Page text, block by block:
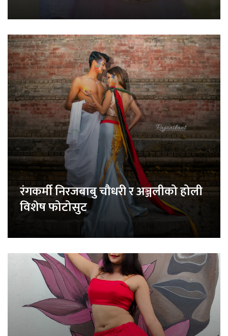
रंगकर्मी निरजबाबु चौधरी र अञ्जलीको होली
विशेष फोटोसुट